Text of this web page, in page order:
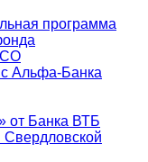
программа
Альфа-Банка
от Банка ВТБ